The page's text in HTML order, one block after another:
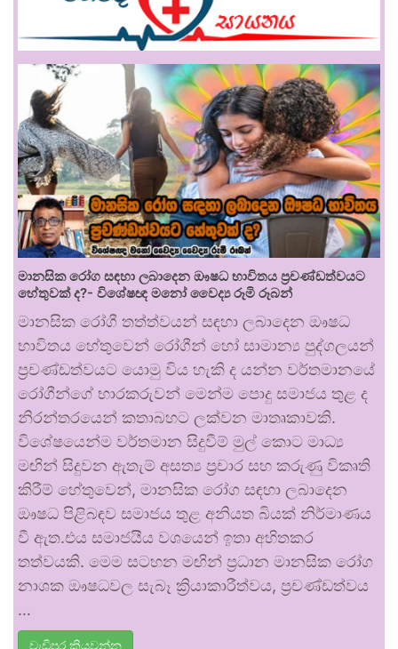
මානසික රෝග සඳහා ලබාදෙන ඖෂධ භාවිතය ප්‍රචණ්ඩත්වයට
හේතුවක් ද?- විශේෂඥ මනෝ වෛද්‍ය රූමි රූබන්
මානසික රෝගී තත්ත්වයන් සඳහා ලබාදෙන ඖෂධ
භාවිතය හේතුවෙන් රෝගීන් හෝ සාමාන්‍ය පුද්ගලයන්
ප්‍රචණ්ඩත්වයට යොමු විය හැකි ද යන්න වර්තමානයේ
රෝගීන්ගේ භාරකරුවන් මෙන්ම පොදු සමාජය තුළ ද
නිරන්තරයෙන් කතාබහට ලක්වන මාතෘකාවකි.
විශේෂයෙන්ම වර්තමාන සිදුවීම් මුල් කොට මාධ්‍ය
මඟින් සිදුවන ඇතැම් අසත්‍ය ප්‍රචාර සහ කරුණු විකෘති
කිරීම් හේතුවෙන්, මානසික රෝග සඳහා ලබාදෙන
ඖෂධ පිළිබඳව සමාජය තුළ අනියත බියක් නිර්මාණය
වී ඇත.එය සමාජයීය වශයෙන් ඉතා අහිතකර
තත්වයකි. මෙම සටහන මඟින් ප්‍රධාන මානසික රෝග
නාශක ඖෂධවල සැබෑ ක්‍රියාකාරීත්වය, ප්‍රචණ්ඩත්වය
…
වැඩිපුර කියවන්න